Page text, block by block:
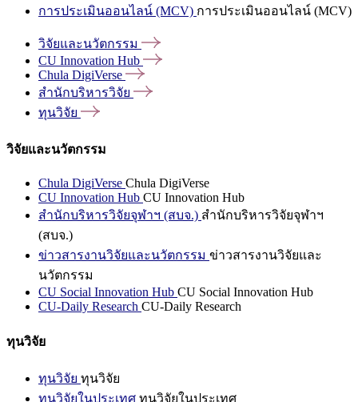
การประเมินออนไลน์ (MCV) การประเมินออนไลน์ (MCV)
วิจัยและนวัตกรรม
CU Innovation Hub
Chula DigiVerse
สำนักบริหารวิจัย
ทุนวิจัย
วิจัยและนวัตกรรม
Chula DigiVerse Chula DigiVerse
CU Innovation Hub CU Innovation Hub
สำนักบริหารวิจัยจุฬาฯ (สบจ.) สำนักบริหารวิจัยจุฬาฯ
(สบจ.)
ข่าวสารงานวิจัยและนวัตกรรม ข่าวสารงานวิจัยและ
นวัตกรรม
CU Social Innovation Hub CU Social Innovation Hub
CU-Daily Research CU-Daily Research
ทุนวิจัย
ทุนวิจัย ทุนวิจัย
ทุนวิจัยในประเทศ ทุนวิจัยในประเทศ